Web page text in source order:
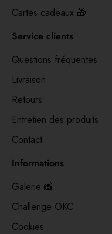
Cartes cadeaux 🎁
Service clients
Questions fréquentes
Livraison
Retours
Entretien des produits
Contact
Informations
Galerie 📸
Challenge OKC
Cookies